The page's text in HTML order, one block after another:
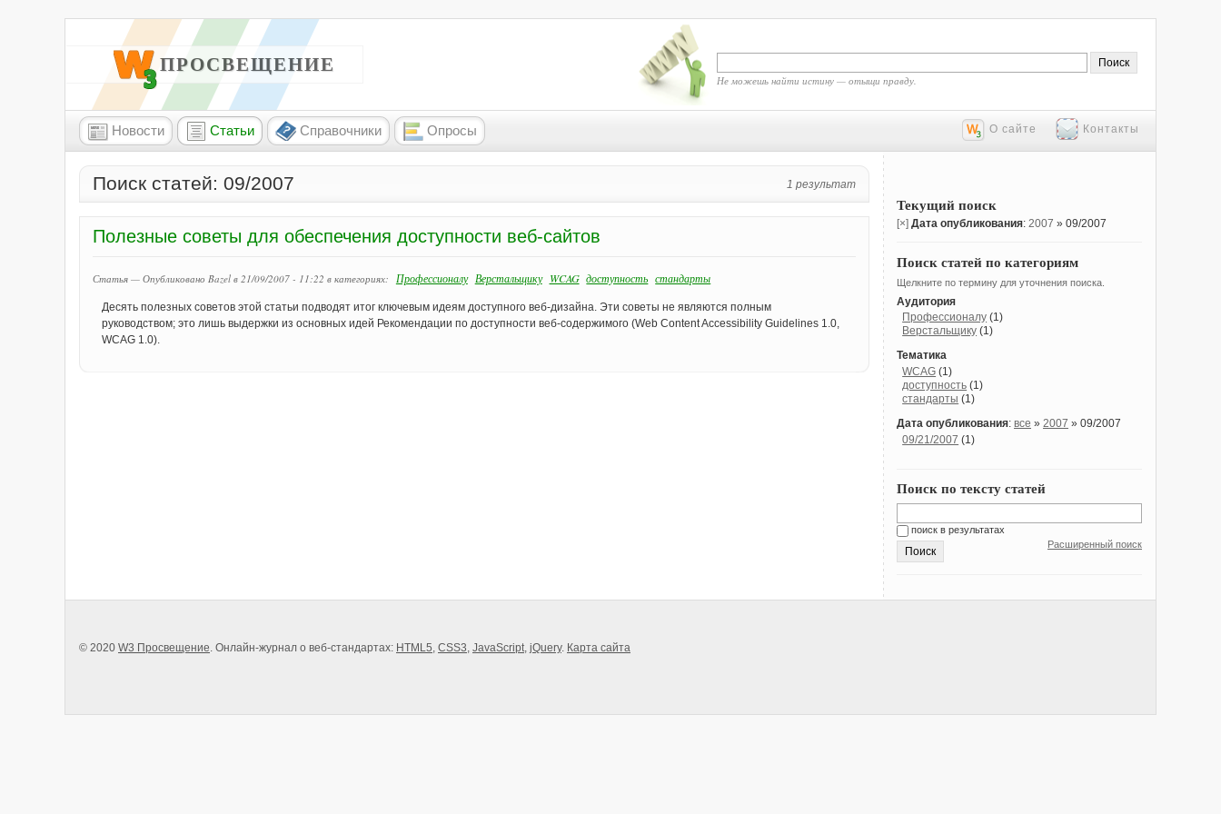
W3 ПРОСВЕЩЕНИЕ
Не можешь найти истину — отыщи правду.
Новости Статьи Справочники Опросы О сайте Контакты
Поиск статей: 09/2007 1 результат
Полезные советы для обеспечения доступности веб-сайтов
Статья — Опубликовано Bazel в 21/09/2007 - 11:22 в категориях: Профессионалу Верстальщику WCAG доступность стандарты
Десять полезных советов этой статьи подводят итог ключевым идеям доступного веб-дизайна. Эти советы не являются полным
руководством; это лишь выдержки из основных идей Рекомендации по доступности веб-содержимого (Web Content Accessibility Guidelines 1.0,
WCAG 1.0).
Текущий поиск
[×] Дата опубликования: 2007 » 09/2007
Поиск статей по категориям
Щелкните по термину для уточнения поиска.
Аудитория
Профессионалу (1)
Верстальщику (1)
Тематика
WCAG (1)
доступность (1)
стандарты (1)
Дата опубликования: все » 2007 » 09/2007
09/21/2007 (1)
Поиск по тексту статей
поиск в результатах
Расширенный поиск
© 2020 W3 Просвещение. Онлайн-журнал о веб-стандартах: HTML5, CSS3, JavaScript, jQuery. Карта сайта